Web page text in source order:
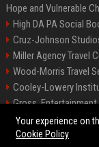
Hope and Vulnerable
High DA PA Social
Cruz-Johnson
Miller Agency Travel
Wood-Morris Travel
Cooley-Lowery
Gross,
Roberts-Vega
Your experience on
Cookie Policy